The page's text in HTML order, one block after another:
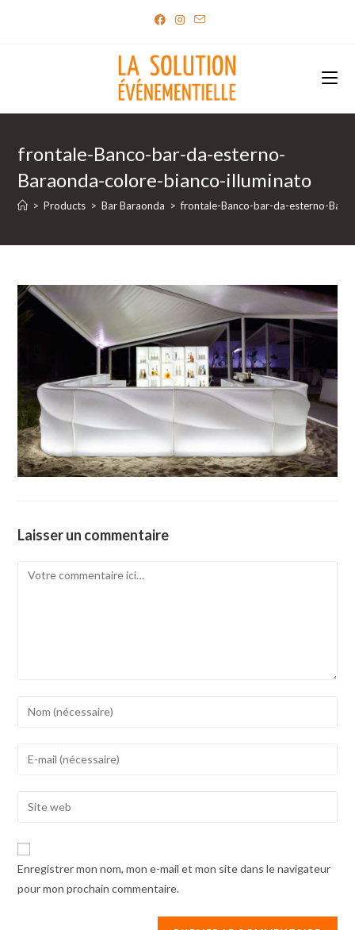
frontale-Banco-bar-da-esterno-
Baraonda-colore-bianco-illuminato
> Products > Bar Baraonda > frontale-Banco-bar-da-esterno-
Laisser un commentaire
Comment
Enter
to
Enter
address
comment
Enter
website
URL
Enregistrer mon nom, mon e-mail et mon site dans le navigateur
pour mon prochain commentaire.